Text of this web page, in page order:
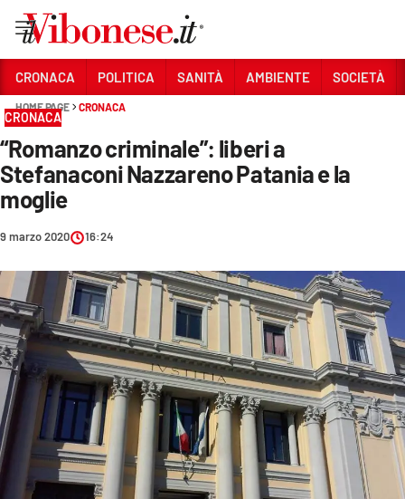
Sezioni
CRONACA
POLITICA
SOCIETÀ
CULTURA
ECONOMIA E LAVORO
EVENTI
SPORT
CRONACA POLITICA SANITÀ AMBIENTE SOCIETÀ
HOME PAGE CRONACA
CRONACA
“Romanzo criminale”: liberi a
Stefanaconi Nazzareno Patania e la
moglie
9 marzo 2020 16:24